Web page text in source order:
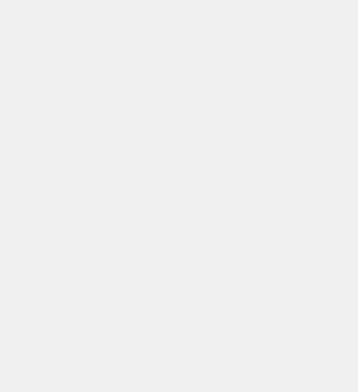
DN7C (Transfagarasan)
dinspre Sibiu virati dreapta
Brasov virati stanga
aprox 4 km si intrati in comuna
pana ajungeti in dreptul unui
o curba dubla (pentru
inainte cca. 100m si o luati pe
dreapta (drumul este putin in
si prima poarta pe stanga